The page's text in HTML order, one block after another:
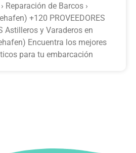
Reparación de Barcos ›
+120 PROVEEDORES
Astilleros y Varaderos en
Encuentra los mejores
para tu embarcación